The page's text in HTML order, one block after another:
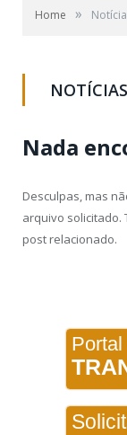
Home »
NOTÍCIAS
Nada
Desculpas, mas
arquivo solicitado.
post relacionado.
Portal